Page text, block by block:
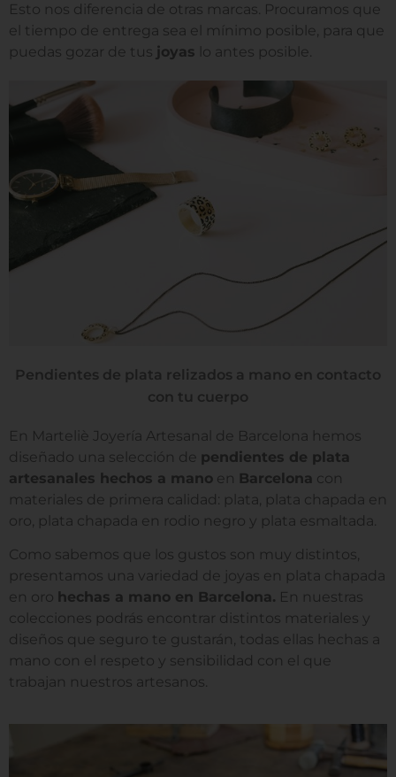
Esto nos diferencia de otras marcas. Procuramos que
el tiempo de entrega sea el mínimo posible, para que
puedas gozar de tus joyas lo antes posible.
Pendientes de plata relizados a mano en contacto
con tu cuerpo
En Marteliè Joyería Artesanal de Barcelona hemos
diseñado una selección de pendientes de plata
artesanales hechos a mano en Barcelona con
materiales de primera calidad: plata, plata chapada en
oro, plata chapada en rodio negro y plata esmaltada.
Como sabemos que los gustos son muy distintos,
presentamos una variedad de joyas en plata chapada
en oro hechas a mano en Barcelona. En nuestras
colecciones podrás encontrar distintos materiales y
diseños que seguro te gustarán, todas ellas hechas a
mano con el respeto y sensibilidad con el que
trabajan nuestros artesanos.